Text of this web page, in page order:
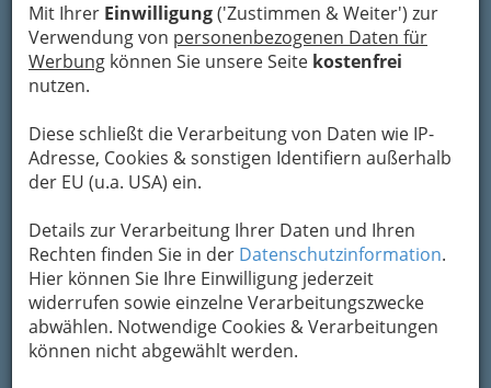
Mit Ihrer Einwilligung('Zustimmen & Weiter') zur
Verwendung von personenbezogenen Daten für
Werbung können Sie unsere Seite kostenfrei
nutzen.
Diese schließt die Verarbeitung von Daten wie IP-
Adresse, Cookies & sonstigen Identifiern außerhalb
der EU (u.a. USA) ein.
Details zur Verarbeitung Ihrer Daten und Ihren
Rechten finden Sie in der Datenschutzinformation.
Hier können Sie Ihre Einwilligung jederzeit
widerrufen sowie einzelne Verarbeitungszwecke
abwählen. Notwendige Cookies & Verarbeitungen
können nicht abgewählt werden.
Karte
Adresse mit Google Maps anschauen
Um die Info-Graz Firmenvor Spam-Mails zu
bewahren, verwenden wir an dieser Stelle zur
Übermittlung Ihrer Nachricht ein sicheres
Formular. Ihre Nachricht wird nach dem
Absenden umgehend per Mail an das
Unternehmen Grubholz Medizin Technik